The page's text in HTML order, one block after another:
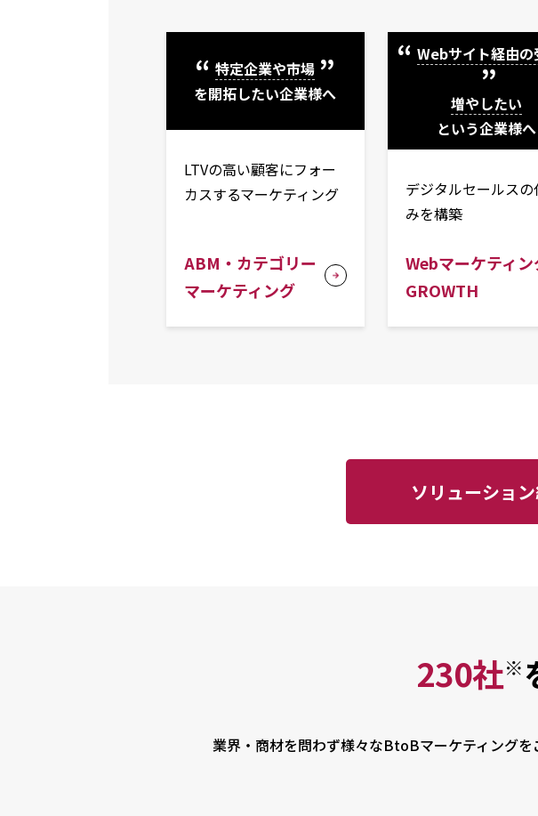
特定企業や市場
を開拓したい企業様へ
LTVの高い顧客にフォー
カスするマーケティング
ABM・カテゴリー
マーケティング
Webサイト経由の
増やしたい
という企業様へ
デジタルセールスの
みを構築
Webマーケティン
GROWTH
ソリューショ
230社※
業界・商材を問わず様々なBtoBマーケティング